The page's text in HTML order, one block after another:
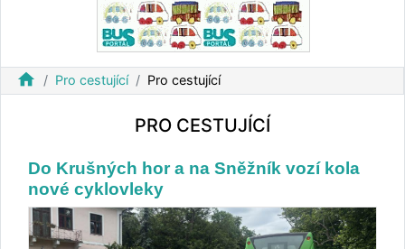
home Pro cestující Pro cestující
PRO CESTUJÍCÍ
Do Krušných hor a na Sněžník vozí kola
nové cyklovleky